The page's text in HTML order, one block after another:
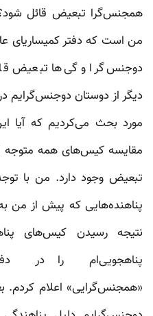
همجنس‌گرا تبعیض قائل
من است که دفتر کمیساریای
دوجنس‌گرا و گی‌ها تبعیض
دیگر از دوستان دوجنس‌گرایم
مورد بحث می‌کردیم که آیا
مقایسه کیس‌های همه متوجه
تبعیض وجود دارد. من با
پناهنده‌هایی که پیش از من
نتیجه رسیدن کیس‌های
پناهجویی‌ام را در
«همجنس‌گرایی» اعلام کردم.